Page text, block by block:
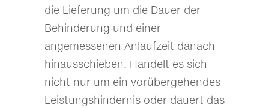
die Lieferung um die Dauer der
Behinderung und einer
angemessenen Anlaufzeit danach
hinausschieben. Handelt es sich
nicht nur um ein vorübergehendes
Leistungshindernis oder dauert das